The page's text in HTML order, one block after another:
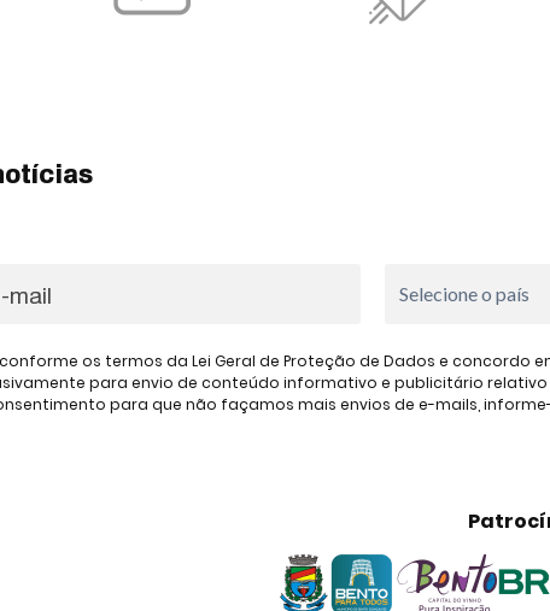
conforme os termos da Lei Geral de Proteção de Dados e
para envio de conteúdo informativo e publicitário relativo à
para que não façamos mais envios de e-mails,